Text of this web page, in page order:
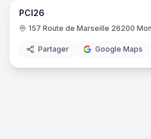
PCI26
157 Route de Marseille 26200
Partager Google Maps